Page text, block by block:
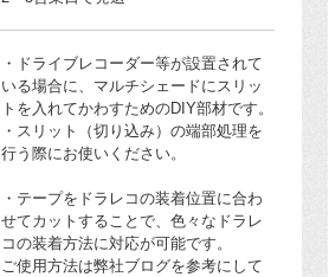
・ドライブレコーダー等が設置されて
いる場合に、マルチシェードにスリッ
トを入れてかわすためのDIY部材です。
・スリット（切り込み）の端部処理を
行う際にお使いください。
・テープをドラレコの装着位置に合わ
せてカットすることで、色々なドラレ
コの装着方法に対応が可能です。
ご使用方法は弊社ブログを参考にして